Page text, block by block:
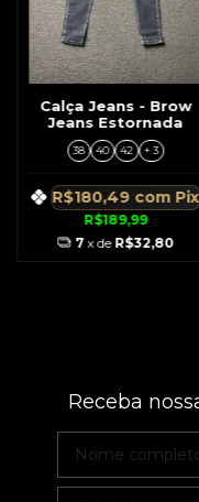
Calça Jeans - Brow
Jeans Estornada
38 40 42 + 3
R$189,99
R$180,49 com Pix
7 x de R$32,80
Receba